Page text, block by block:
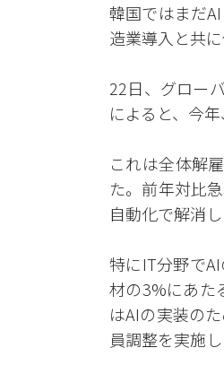
韓国ではまだ
造業導入と共
22日、グロー
によると、今
これは全体解
た。前年対比
自動化で解消
特にIT分野で
材の3%にあた
はAIの実装の
員調整を実施し